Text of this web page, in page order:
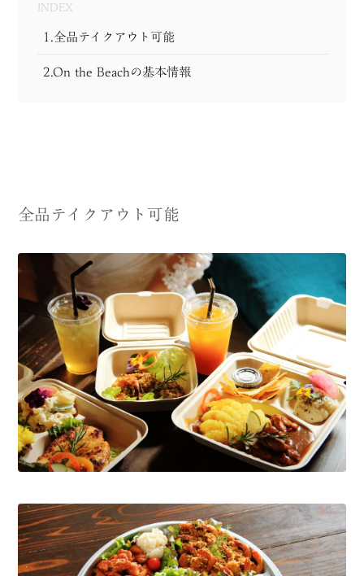
INDEX
1.全品テイクアウト可能
2.On the Beachの基本情報
全品テイクアウト可能